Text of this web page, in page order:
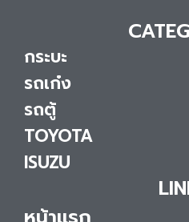
กระบะ
รถเก๋ง
รถตู้
TOYOTA
ISUZU